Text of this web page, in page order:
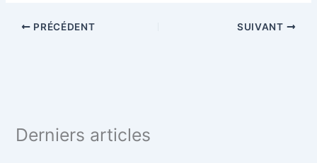
PRÉCÉDENT SUIVANT
Derniers articles